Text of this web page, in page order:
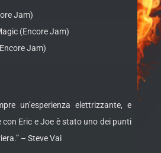
Jam)
(Encore Jam)
Jam)
un’esperienza elettrizzante, e
Eric e Joe è stato uno dei punti
– Steve Vai